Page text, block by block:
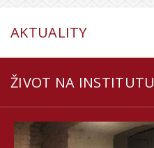
AKTUALITY
ŽIVOT NA INSTITUTU